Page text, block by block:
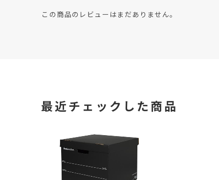
この商品のレビューはまだありません。
最近チェックした商品